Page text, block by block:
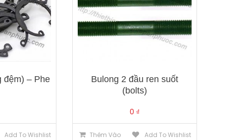
đệm) – Phe
Add To Wishlist
Bulong 2 đầu ren suốt
(bolts)
0 ₫
Thêm Vào
Add To Wishlist